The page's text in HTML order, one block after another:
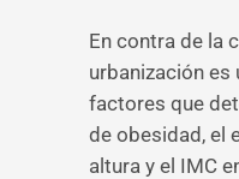
En contra de la
urbanización es
factores que
de obesidad, el
altura y el IMC